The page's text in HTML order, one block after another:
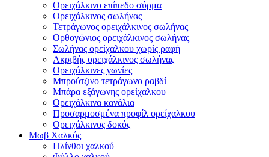
Ορειχάλκινο επίπεδο σύρμα
Ορειχάλκινος σωλήνας
Τετράγωνος ορειχάλκινος σωλήνας
Ορθογώνιος ορειχάλκινος σωλήνας
Σωλήνας ορείχαλκου χωρίς ραφή
Ακριβής ορειχάλκινος σωλήνας
Ορειχάλκινες γωνίες
Μπρούτζινο τετράγωνο ραβδί
Μπάρα εξάγωνης ορείχαλκου
Ορειχάλκινα κανάλια
Προσαρμοσμένα προφίλ ορείχαλκου
Ορειχάλκινος δοκός
Μωβ Χαλκός
Πλίνθοι χαλκού